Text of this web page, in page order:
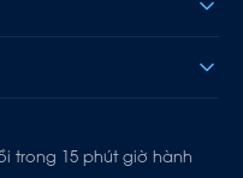
trong 15 phút giờ hành